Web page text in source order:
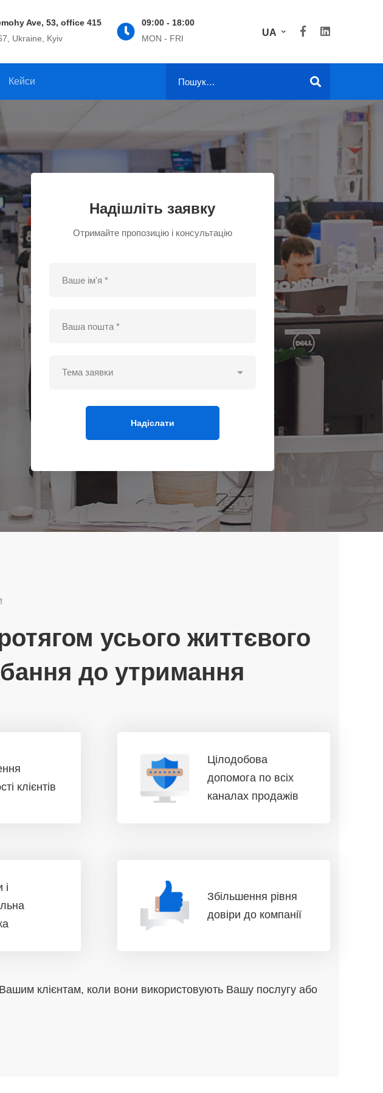
Ave, 53, office 415
Ukraine, Kyiv
09:00 - 18:00
MON - FRI
+38 098 192 7936
UA
Кейси
Надішліть заявку
Отримайте пропозицію і консультацію
усього життєвого
до утримання
клієнтів
Цілодобова
допомога по всіх
каналах продажів
і
Збільшення рівня
довіри до компанії
Вашим клієнтам, коли вони використовують Вашу послугу або